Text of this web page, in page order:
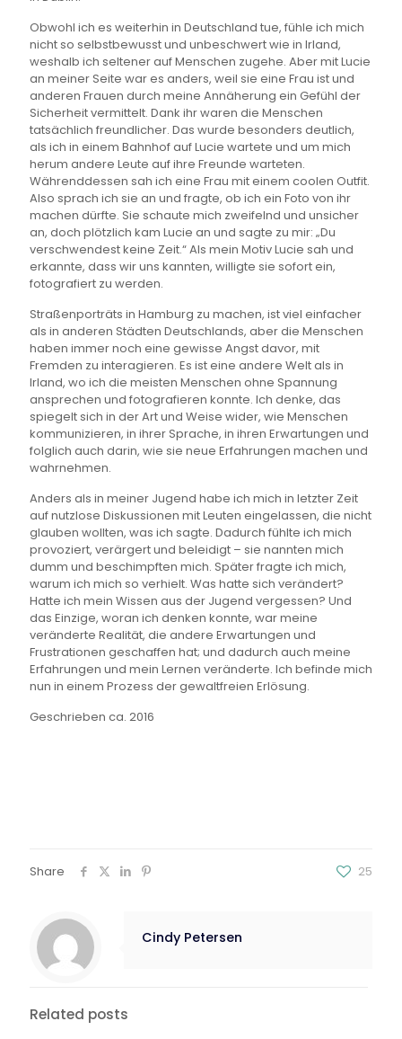
Obwohl ich es weiterhin in Deutschland tue, fühle ich mich
nicht so selbstbewusst und unbeschwert wie in Irland,
weshalb ich seltener auf Menschen zugehe. Aber mit Lucie
an meiner Seite war es anders, weil sie eine Frau ist und
anderen Frauen durch meine Annäherung ein Gefühl der
Sicherheit vermittelt. Dank ihr waren die Menschen
tatsächlich freundlicher. Das wurde besonders deutlich,
als ich in einem Bahnhof auf Lucie wartete und um mich
herum andere Leute auf ihre Freunde warteten.
Währenddessen sah ich eine Frau mit einem coolen Outfit.
Also sprach ich sie an und fragte, ob ich ein Foto von ihr
machen dürfte. Sie schaute mich zweifelnd und unsicher
an, doch plötzlich kam Lucie an und sagte zu mir: „Du
verschwendest keine Zeit.“ Als mein Motiv Lucie sah und
erkannte, dass wir uns kannten, willigte sie sofort ein,
fotografiert zu werden.
Straßenporträts in Hamburg zu machen, ist viel einfacher
als in anderen Städten Deutschlands, aber die Menschen
haben immer noch eine gewisse Angst davor, mit
Fremden zu interagieren. Es ist eine andere Welt als in
Irland, wo ich die meisten Menschen ohne Spannung
ansprechen und fotografieren konnte. Ich denke, das
spiegelt sich in der Art und Weise wider, wie Menschen
kommunizieren, in ihrer Sprache, in ihren Erwartungen und
folglich auch darin, wie sie neue Erfahrungen machen und
wahrnehmen.
Anders als in meiner Jugend habe ich mich in letzter Zeit
auf nutzlose Diskussionen mit Leuten eingelassen, die nicht
glauben wollten, was ich sagte. Dadurch fühlte ich mich
provoziert, verärgert und beleidigt – sie nannten mich
dumm und beschimpften mich. Später fragte ich mich,
warum ich mich so verhielt. Was hatte sich verändert?
Hatte ich mein Wissen aus der Jugend vergessen? Und
das Einzige, woran ich denken konnte, war meine
veränderte Realität, die andere Erwartungen und
Frustrationen geschaffen hat; und dadurch auch meine
Erfahrungen und mein Lernen veränderte. Ich befinde mich
nun in einem Prozess der gewaltfreien Erlösung.
Geschrieben ca. 2016
Share 25
Cindy Petersen
Related posts